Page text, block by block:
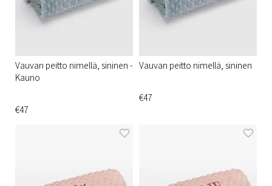
Vauvan peitto nimellä, sininen -
Kauno
€47
Vauvan peitto nimellä, sininen
€47